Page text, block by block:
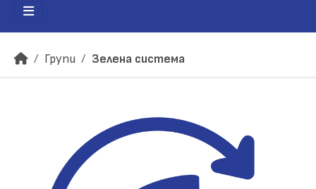
Групи Зелена система